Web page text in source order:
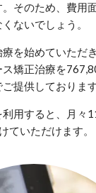
そのため、費用
ないでしょう。
を始めていただ
矯正治療を
提供しております
用すると、月々
ていただけます。